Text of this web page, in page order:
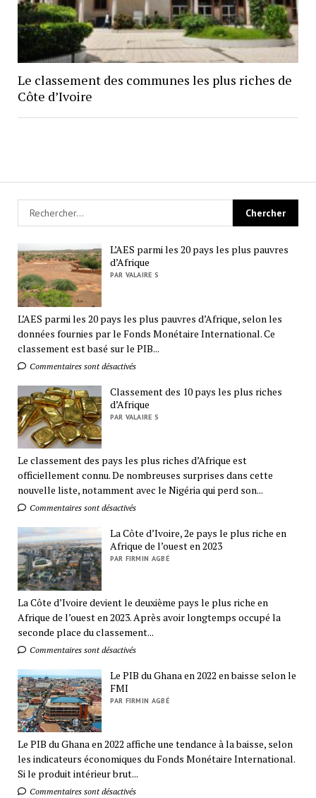
Le classement des communes les plus riches de
Côte d’Ivoire
L’AES parmi les 20 pays les plus pauvres
d’Afrique
PAR VALAIRE S
L’AES parmi les 20 pays les plus pauvres d’Afrique, selon les
données fournies par le Fonds Monétaire International. Ce
classement est basé sur le PIB...
Commentaires sont désactivés
Classement des 10 pays les plus riches
d’Afrique
PAR VALAIRE S
Le classement des pays les plus riches d’Afrique est
officiellement connu. De nombreuses surprises dans cette
nouvelle liste, notamment avec le Nigéria qui perd son...
Commentaires sont désactivés
La Côte d’Ivoire, 2e pays le plus riche en
Afrique de l’ouest en 2023
PAR FIRMIN AGBÉ
La Côte d’Ivoire devient le deuxième pays le plus riche en
Afrique de l’ouest en 2023. Après avoir longtemps occupé la
seconde place du classement...
Commentaires sont désactivés
Le PIB du Ghana en 2022 en baisse selon le
FMI
PAR FIRMIN AGBÉ
Le PIB du Ghana en 2022 affiche une tendance à la baisse, selon
les indicateurs économiques du Fonds Monétaire International.
Si le produit intérieur brut...
Commentaires sont désactivés